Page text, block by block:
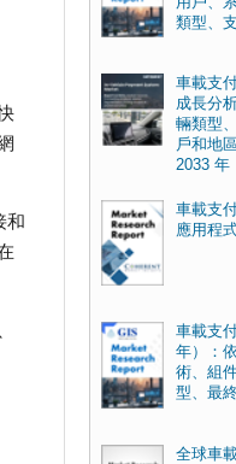
和
類型、
車載支
成長分
輛類型
戶和地
2033 年
車載支
應用程
車載支
年）：
術、組
型、最
全球車